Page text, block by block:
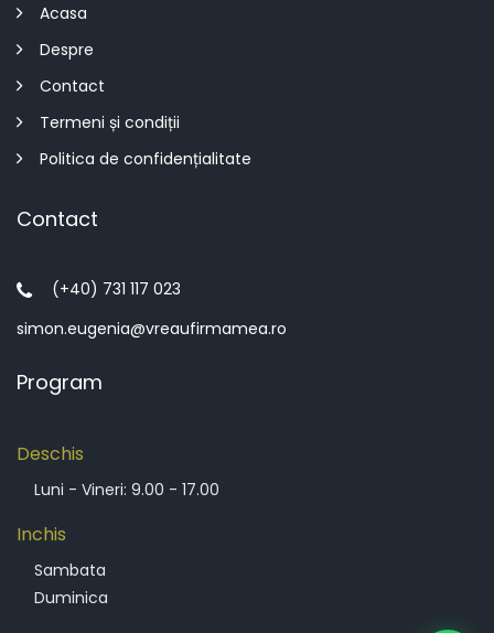
Acasa
Despre
Contact
Termeni și condiții
Politica de confidențialitate
Contact
(+40) 731 117 023
simon.eugenia@vreaufirmamea.ro
Program
Deschis
Luni - Vineri: 9.00 - 17.00
Inchis
Sambata
Duminica